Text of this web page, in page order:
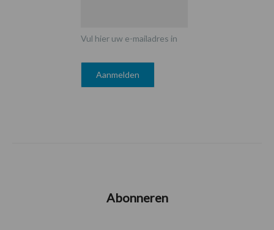
Vul hier uw e-mailadres in
Abonneren